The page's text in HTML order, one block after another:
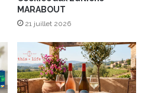
MARABOUT
21 juillet 2026